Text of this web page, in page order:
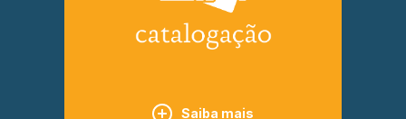
Saiba mais